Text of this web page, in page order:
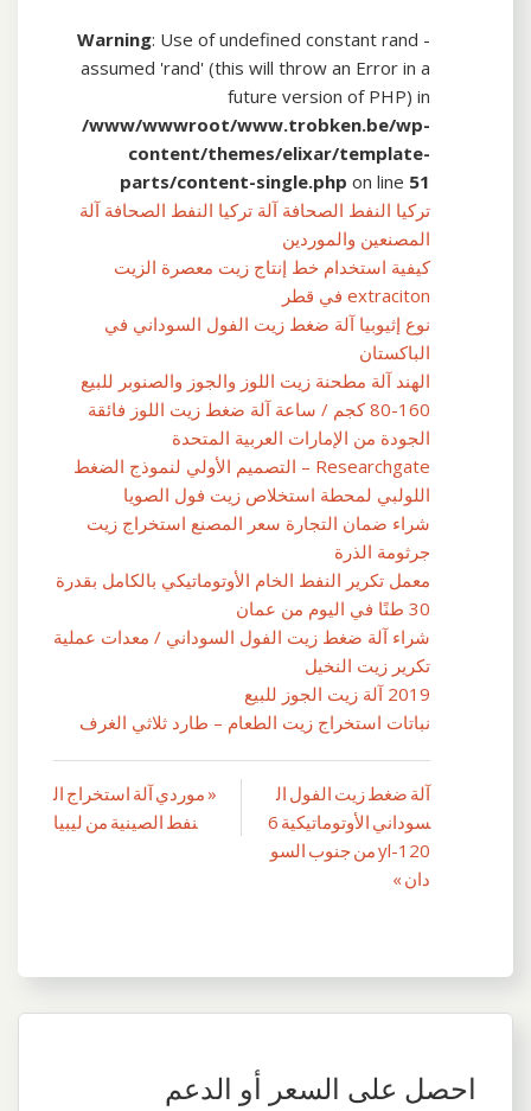
Warning: Use of undefined constant rand -
assumed 'rand' (this will throw an Error in a
future version of PHP) in
/www/wwwroot/www.trobken.be/wp-
content/themes/elixar/template-
parts/content-single.php on line 51
تركيا النفط الصحافة آلة تركيا النفط الصحافة آلة
المصنعين والموردين
كيفية استخدام خط إنتاج زيت معصرة الزيت
extraciton في قطر
نوع إثيوبيا آلة ضغط زيت الفول السوداني في
الباكستان
الهند آلة مطحنة زيت اللوز والجوز والصنوبر للبيع
80-160 كجم / ساعة آلة ضغط زيت اللوز فائقة
الجودة من الإمارات العربية المتحدة
Researchgate – التصميم الأولي لنموذج الضغط
اللولبي لمحطة استخلاص زيت فول الصويا
شراء ضمان التجارة سعر المصنع استخراج زيت
جرثومة الذرة
معمل تكرير النفط الخام الأوتوماتيكي بالكامل بقدرة
30 طنًا في اليوم من عمان
شراء آلة ضغط زيت الفول السوداني / معدات عملية
تكرير زيت النخيل
2019 آلة زيت الجوز للبيع
نباتات استخراج زيت الطعام – طارد ثلاثي الغرف
تصفّح
المقالات
« موردي آلة استخراج ال
نفط الصينية من ليبيا
آلة ضغط زيت الفول ال
سوداني الأوتوماتيكية 6
yl-120 من جنوب السو
دان »
احصل على السعر أو الدعم